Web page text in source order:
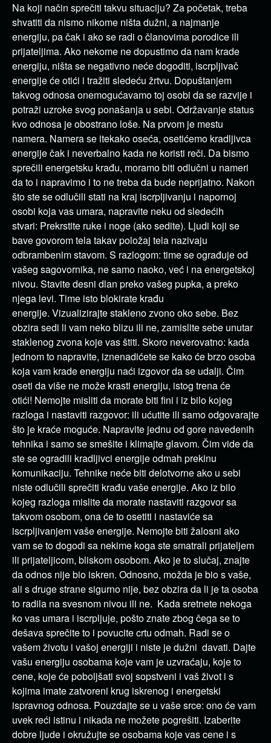
Na koji način sprečiti takvu situaciju? Za početak, treba
shvatiti da nismo nikome ništa dužni, a najmanje
energiju, pa čak i ako se radi o članovima porodice ili
prijateljima. Ako nekome ne dopustimo da nam krade
energiju, ništa se negativno neće dogoditi, iscrpljivač
energije će otići i tražiti sledeću žrtvu. Dopuštanjem
takvog odnosa onemogućavamo toj osobi da se razvije i
potraži uzroke svog ponašanja u sebi. Održavanje status
kvo odnosa je obostrano loše. Na prvom je mestu
namera. Namera se itekako oseća, osetićemo kradljivca
energije čak i neverbalno kada ne koristi reči. Da bismo
sprečili energetsku krađu, moramo biti odlučni u nameri
da to i napravimo i to ne treba da bude neprijatno. Nakon
što ste se odlučili stati na kraj iscrpljivanju i napornoj
osobi koja vas umara, napravite neku od sledećih
stvari: Prekrstite ruke i noge (ako sedite). Ljudi koji se
bave govorom tela takav položaj tela nazivaju
odbrambenim stavom. S razlogom: time se ograđuje od
vašeg sagovornika, ne samo naoko, već i na energetskoj
nivou. Stavite desni dlan preko vašeg pupka, a preko
njega levi. Time isto blokirate krađu
energije. Vizualizirajte stakleno zvono oko sebe. Bez
obzira sedi li vam neko blizu ili ne, zamislite sebe unutar
staklenog zvona koje vas štiti. Skoro neverovatno: kada
jednom to napravite, iznenadićete se kako će brzo osoba
koja vam krade energiju naći izgovor da se udalji. Čim
oseti da više ne može krasti energiju, istog trena će
otići! Nemojte misliti da morate biti fini i iz bilo kojeg
razloga i nastaviti razgovor: ili ućutite ili samo odgovarajte
što je kraće moguće. Napravite jednu od gore navedenih
tehnika i samo se smešite i klimajte glavom. Čim vide da
ste se ogradili kradljivci energije odmah prekinu
komunikaciju. Tehnike neće biti delotvorne ako u sebi
niste odlučili sprečiti krađu vaše energije. Ako iz bilo
kojeg razloga mislite da morate nastaviti razgovor sa
takvom osobom, ona će to osetiti i nastaviće sa
iscrpljivanjem vaše energije. Nemojte biti žalosni ako
vam se to dogodi sa nekime koga ste smatrali prijateljem
ili prijateljicom, bliskom osobom. Ako je to slučaj, znajte
da odnos nije bio iskren. Odnosno, možda je bio s vaše,
ali s druge strane sigurno nije, bez obzira da li je ta osoba
to radila na svesnom nivou ili ne. Kada sretnete nekoga
ko vas umara i iscrpljuje, pošto znate zbog čega se to
dešava sprečite to i povucite crtu odmah. Radi se o
vašem životu i vašoj energiji i niste je dužni davati. Dajte
vašu energiju osobama koje vam je uzvraćaju, koje to
cene, koje će poboljšati svoj sopstveni i vaš život i s
kojima imate zatvoreni krug iskrenog i energetski
ispravnog odnosa. Pouzdajte se u vaše srce: ono će vam
uvek reći istinu i nikada ne možete pogrešiti. Izaberite
dobre ljude i okružujte se osobama koje vas cene i s